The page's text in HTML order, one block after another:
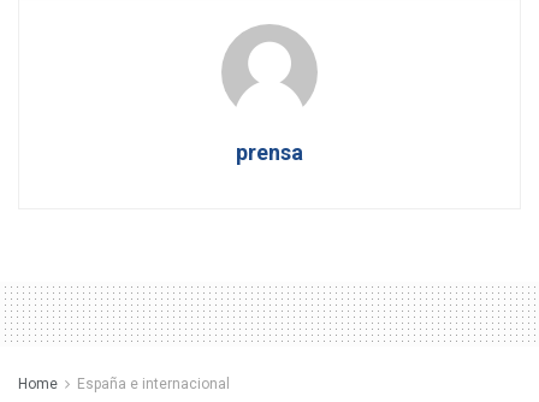
prensa
Home España e internacional